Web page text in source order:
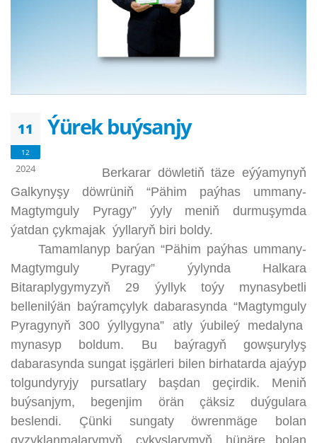
11
12
2024
Ýürek buýsanjy
Berkarar döwletiň täze eýýamynyň
Galkynyşy döwrüniň “Pähim paýhas ummany-
Magtymguly Pyragy” ýyly meniň durmuşymda
ýatdan çykmajak ýyllaryň biri boldy.
Tamamlanyp barýan “Pähim paýhas ummany-
Magtymguly Pyragy” ýylynda Halkara
Bitaraplygymyzyň 29 ýyllyk toýy mynasybetli
bellenilýän baýramçylyk dabarasynda “Magtymguly
Pyragynyň 300 ýyllygyna” atly ýubileý medalyna
mynasyp boldum. Bu baýragyň gowşurylyş
dabarasynda sungat işgärleri bilen birhatarda ajaýyp
tolgundyryjy pursatlary başdan geçirdik. Meniň
buýsanjym, begenjim örän çäksiz duýgulara
beslendi. Çünki sungaty öwrenmäge bolan